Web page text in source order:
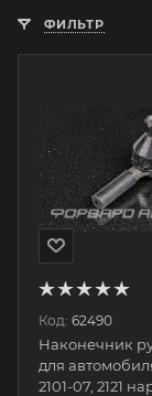
ФИЛЬТР
Код: 62490
Наконечник
для
2101-07, 2121